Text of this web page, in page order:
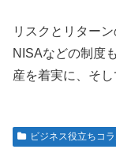
リスクとリター
NISAなどの制度
産を着実に、そ
ビジネス役立ちコ